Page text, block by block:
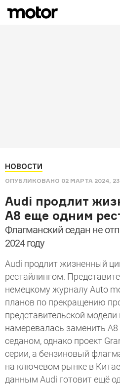
НОВОСТИ
ОПУБЛИКОВАНО 02 МАРТА 2024,
Audi продлит
A8 еще одним
Флагманский седан не
2024 году
Audi продлит жизненный
рестайлингом.
немецкому журналу Auto
планов по прекращению
представительской
намеревалась заменить
седаном, однако проект
серии, а бензиновый
на ключевом рынке в
данным Audi готовит ещё